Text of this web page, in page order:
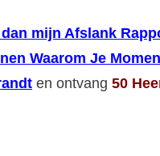
mijn Afslank
Waarom Je
en ontvang 50